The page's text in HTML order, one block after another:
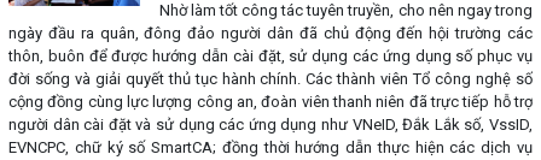
Nhờ làm tốt công tác tuyên truyền, cho nên ngay trong
ngày đầu ra quân, đông đảo người dân đã chủ động đến hội trường các
thôn, buôn để được hướng dẫn cài đặt, sử dụng các ứng dụng số phục vụ
đời sống và giải quyết thủ tục hành chính. Các thành viên Tổ công nghệ số
cộng đồng cùng lực lượng công an, đoàn viên thanh niên đã trực tiếp hỗ trợ
người dân cài đặt và sử dụng các ứng dụng như VNeID, Đắk Lắk số, VssID,
EVNCPC, chữ ký số SmartCA; đồng thời hướng dẫn thực hiện các dịch vụ